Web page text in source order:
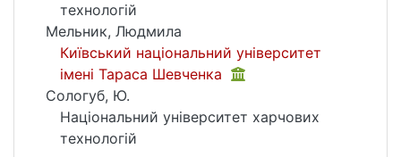
технологій
Мельник, Людмила
Київський національний університет
імені Тараса Шевченка
Сологуб, Ю.
Національний університет харчових
технологій